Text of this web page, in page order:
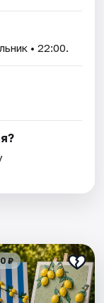
• 22:00.
₽